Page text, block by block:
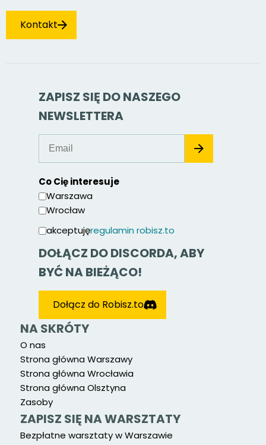
Kontakt
ZAPISZ SIĘ DO NASZEGO
NEWSLETTERA
Co Cię interesuje
Warszawa
Wrocław
akceptujęregulamin robisz.to
DOŁĄCZ DO DISCORDA, ABY
BYĆ NA BIEŻĄCO!
Dołącz do Robisz.to
NA SKRÓTY
O nas
Strona główna Warszawy
Strona główna Wrocławia
Strona główna Olsztyna
Zasoby
ZAPISZ SIĘ NA WARSZTATY
Bezpłatne warsztaty w Warszawie